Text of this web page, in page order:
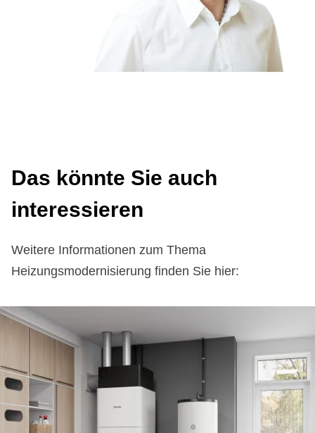
Das könn­te Sie auch
in­ter­es­sie­ren
Weitere Informationen zum Thema
Heizungsmodernisierung finden Sie hier: